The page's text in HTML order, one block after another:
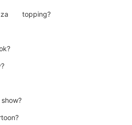
topping?